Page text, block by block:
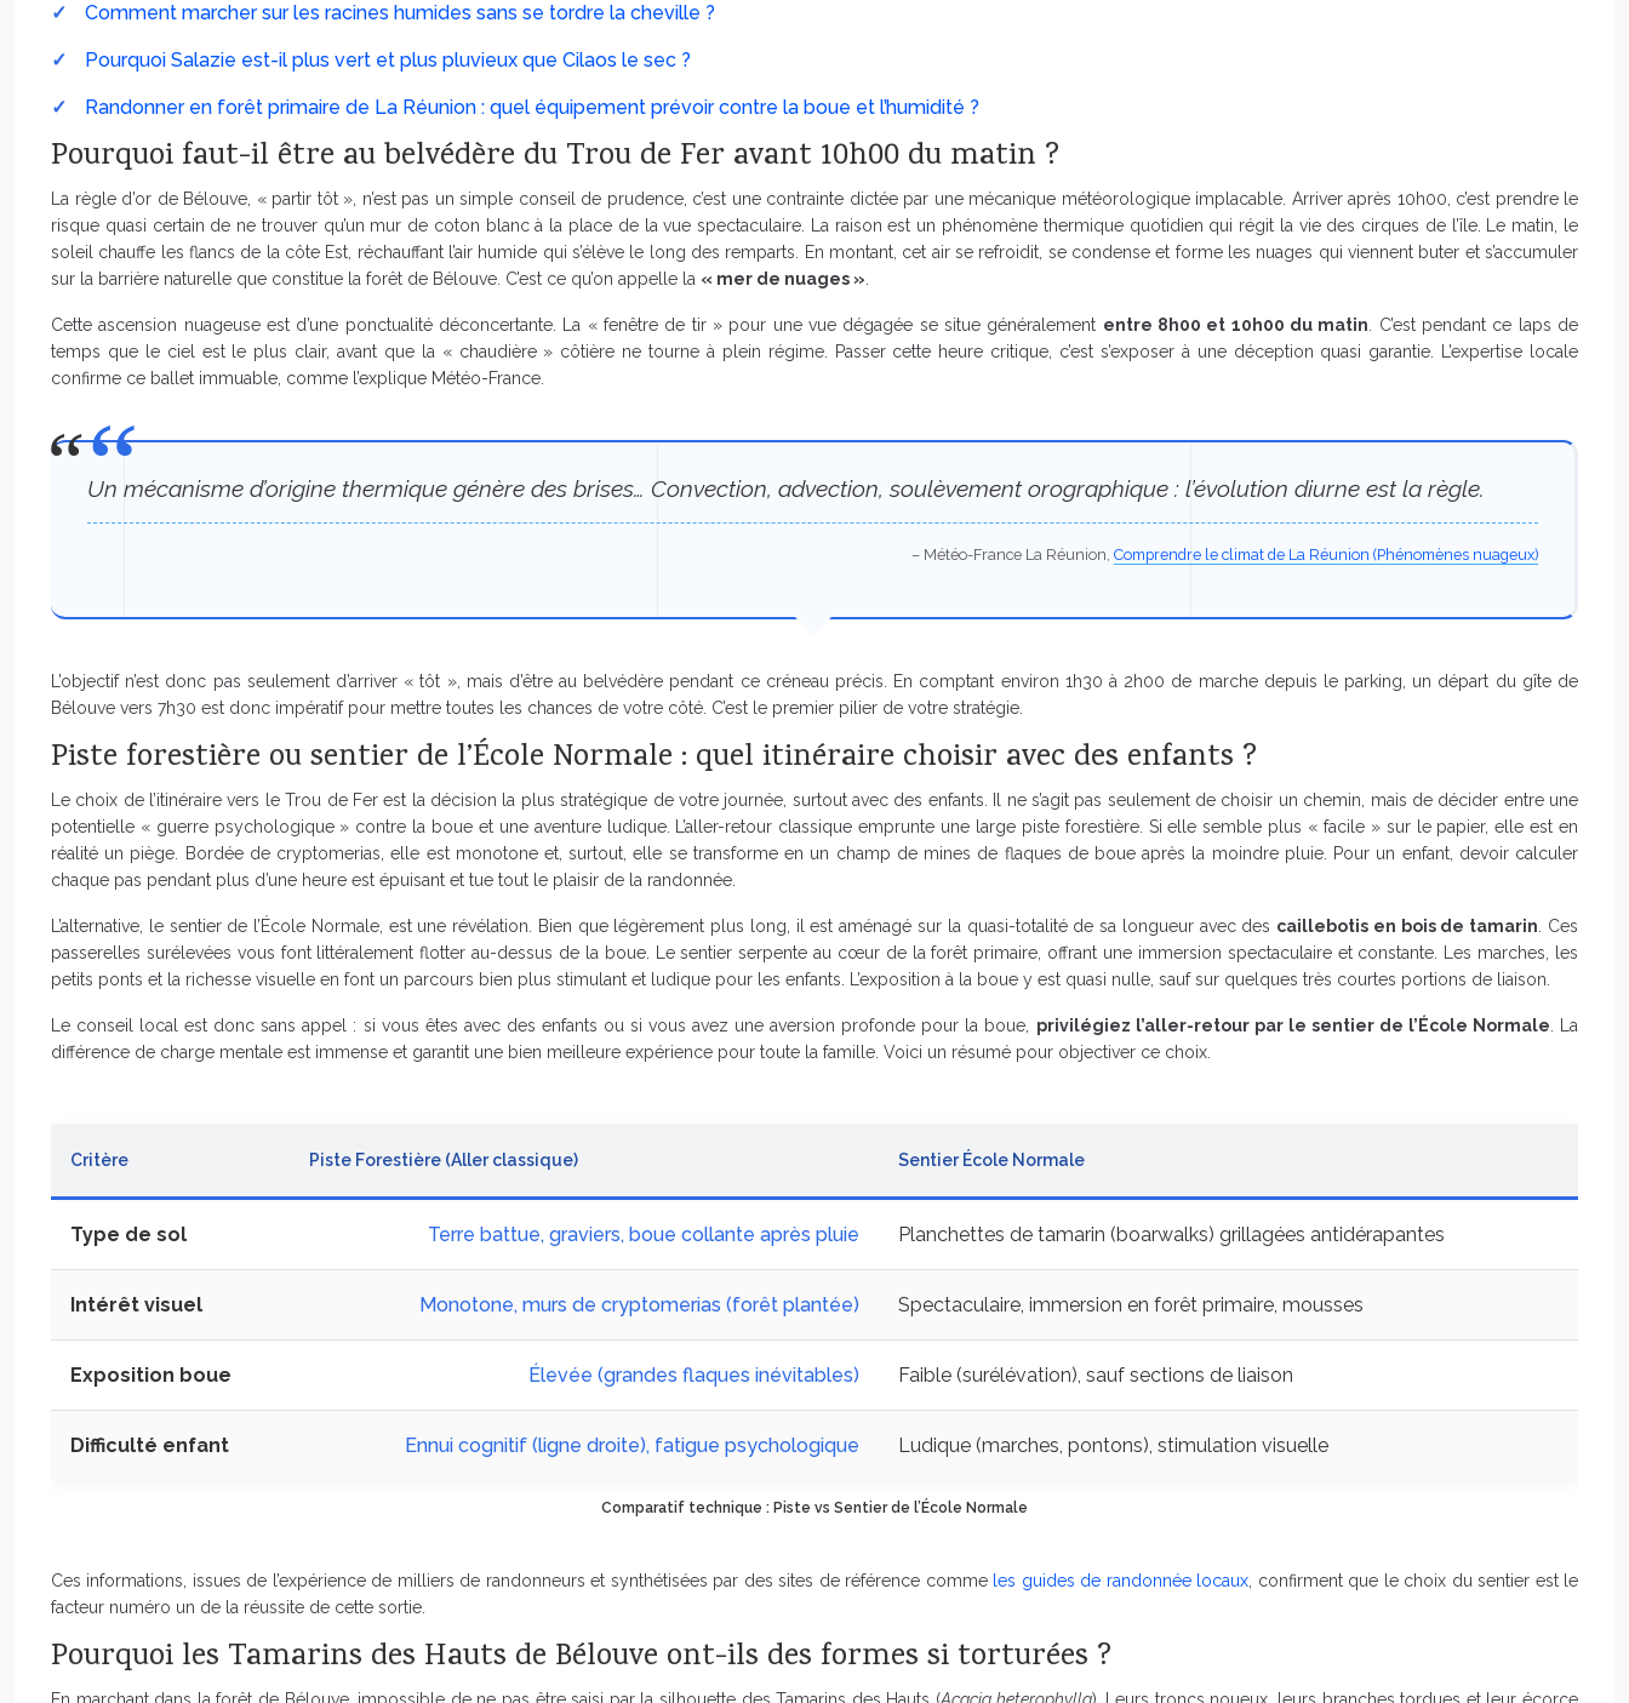
Comment marcher sur les racines humides sans se tordre la cheville ?
Pourquoi Salazie est-il plus vert et plus pluvieux que Cilaos le sec ?
Randonner en forêt primaire de La Réunion : quel équipement prévoir contre la boue et l’humidité ?
Pourquoi faut-il être au belvédère du Trou de Fer avant 10h00 du matin ?
La règle d’or de Bélouve, « partir tôt », n’est pas un simple conseil de prudence, c’est une contrainte dictée par une mécanique météorologique implacable. Arriver après 10h00, c’est prendre le
risque quasi certain de ne trouver qu’un mur de coton blanc à la place de la vue spectaculaire. La raison est un phénomène thermique quotidien qui régit la vie des cirques de l’île. Le matin, le
soleil chauffe les flancs de la côte Est, réchauffant l’air humide qui s’élève le long des remparts. En montant, cet air se refroidit, se condense et forme les nuages qui viennent buter et s’accumuler
sur la barrière naturelle que constitue la forêt de Bélouve. C’est ce qu’on appelle la « mer de nuages ».
Cette ascension nuageuse est d’une ponctualité déconcertante. La « fenêtre de tir » pour une vue dégagée se situe généralement entre 8h00 et 10h00 du matin. C’est pendant ce laps de
temps que le ciel est le plus clair, avant que la « chaudière » côtière ne tourne à plein régime. Passer cette heure critique, c’est s’exposer à une déception quasi garantie. L’expertise locale
confirme ce ballet immuable, comme l’explique Météo-France.
Un mécanisme d’origine thermique génère des brises… Convection, advection, soulèvement orographique : l’évolution diurne est la règle.
– Météo-France La Réunion, Comprendre le climat de La Réunion (Phénomènes nuageux)
L’objectif n’est donc pas seulement d’arriver « tôt », mais d’être au belvédère pendant ce créneau précis. En comptant environ 1h30 à 2h00 de marche depuis le parking, un départ du gîte de
Bélouve vers 7h30 est donc impératif pour mettre toutes les chances de votre côté. C’est le premier pilier de votre stratégie.
Piste forestière ou sentier de l’École Normale : quel itinéraire choisir avec des enfants ?
Le choix de l’itinéraire vers le Trou de Fer est la décision la plus stratégique de votre journée, surtout avec des enfants. Il ne s’agit pas seulement de choisir un chemin, mais de décider entre une
potentielle « guerre psychologique » contre la boue et une aventure ludique. L’aller-retour classique emprunte une large piste forestière. Si elle semble plus « facile » sur le papier, elle est en
réalité un piège. Bordée de cryptomerias, elle est monotone et, surtout, elle se transforme en un champ de mines de flaques de boue après la moindre pluie. Pour un enfant, devoir calculer
chaque pas pendant plus d’une heure est épuisant et tue tout le plaisir de la randonnée.
L’alternative, le sentier de l’École Normale, est une révélation. Bien que légèrement plus long, il est aménagé sur la quasi-totalité de sa longueur avec des caillebotis en bois de tamarin. Ces
passerelles surélevées vous font littéralement flotter au-dessus de la boue. Le sentier serpente au cœur de la forêt primaire, offrant une immersion spectaculaire et constante. Les marches, les
petits ponts et la richesse visuelle en font un parcours bien plus stimulant et ludique pour les enfants. L’exposition à la boue y est quasi nulle, sauf sur quelques très courtes portions de liaison.
Le conseil local est donc sans appel : si vous êtes avec des enfants ou si vous avez une aversion profonde pour la boue, privilégiez l’aller-retour par le sentier de l’École Normale. La
différence de charge mentale est immense et garantit une bien meilleure expérience pour toute la famille. Voici un résumé pour objectiver ce choix.
Comparatif technique : Piste vs Sentier de l’École Normale
Critère Piste Forestière (Aller classique) Sentier École Normale
Type de sol Terre battue, graviers, boue collante après pluie Planchettes de tamarin (boarwalks) grillagées antidérapantes
Intérêt visuel Monotone, murs de cryptomerias (forêt plantée) Spectaculaire, immersion en forêt primaire, mousses
Exposition boue Élevée (grandes flaques inévitables) Faible (surélévation), sauf sections de liaison
Difficulté enfant Ennui cognitif (ligne droite), fatigue psychologique Ludique (marches, pontons), stimulation visuelle
Ces informations, issues de l’expérience de milliers de randonneurs et synthétisées par des sites de référence comme les guides de randonnée locaux, confirment que le choix du sentier est le
facteur numéro un de la réussite de cette sortie.
Pourquoi les Tamarins des Hauts de Bélouve ont-ils des formes si torturées ?